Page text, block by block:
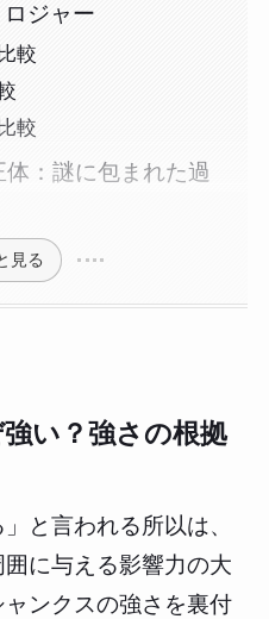
ジャー
較
較
：謎に包まれた過
見る
い？強さの根拠
と言われる所以は、
に与える影響力の大
ンクスの強さを裏付